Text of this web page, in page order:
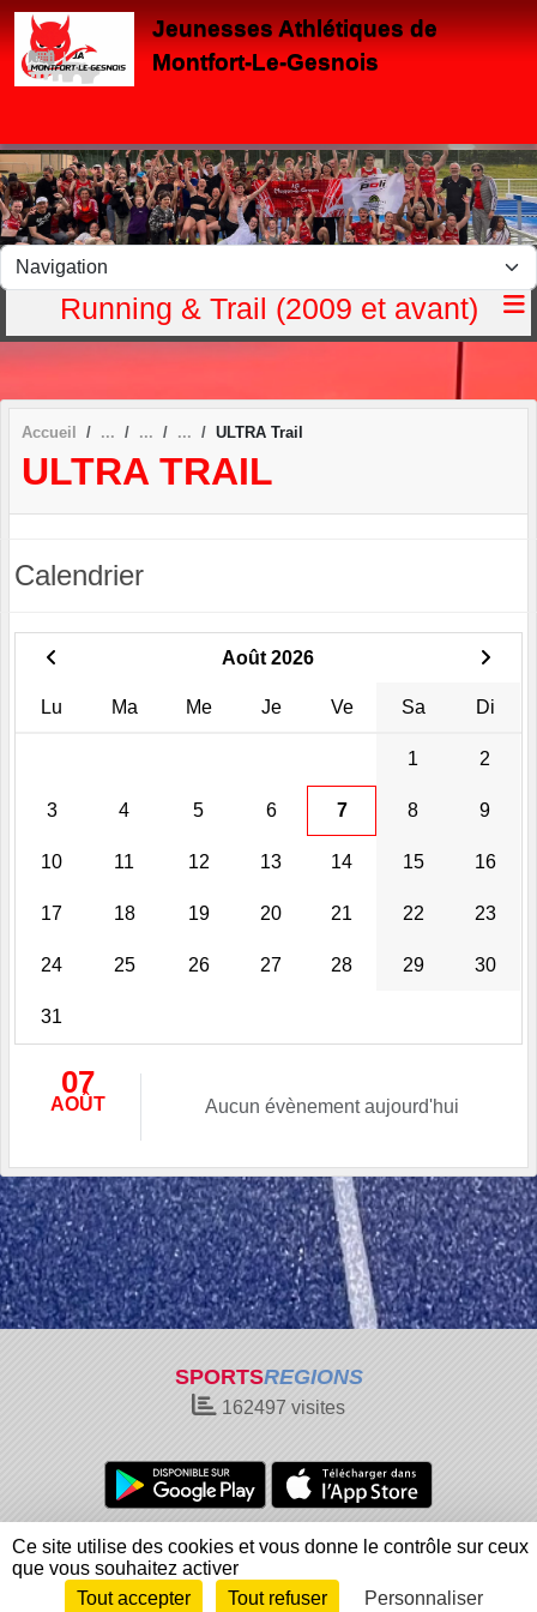
Jeunesses Athlétiques de
Montfort-Le-Gesnois
Running & Trail (2009 et avant)
Accueil ULTRA Trail
ULTRA TRAIL
Calendrier
Août 2026
Lu Ma Me Je Ve Sa Di
1 2
3 4 5 6 7 8 9
10 11 12 13 14 15 16
17 18 19 20 21 22 23
24 25 26 27 28 29 30
31
07
AOÛT Aucun évènement aujourd'hui
SPORTSREGIONS
162497 visites
Charte cookies
Gestion des cookies
Informations légales
Signaler un contenu inapproprié
Envie de participer ?
Connexion
Panneau de gestion des cookies
Ce site utilise des cookies et vous donne le contrôle sur ceux
que vous souhaitez activer
Tout accepter
Tout refuser Personnaliser